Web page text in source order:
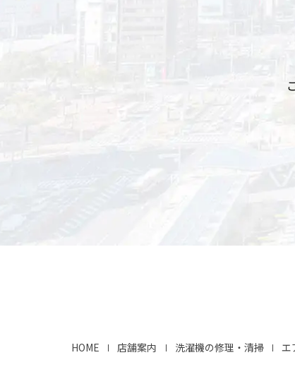
HOME 店舗案内 洗濯機の修理・清掃 エ